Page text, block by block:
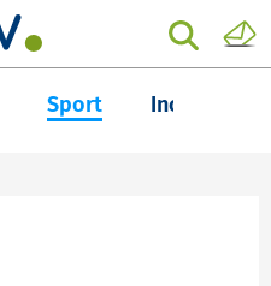
Sport Inchieste